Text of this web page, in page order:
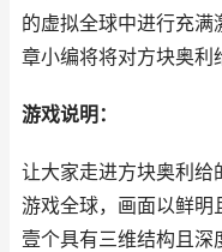
的虚拟全球中进行充
章小编将将对方块奥利
游戏说明：
让大家走进方块奥利给
游戏全球，画面以鲜明
壹个具有三维结构且